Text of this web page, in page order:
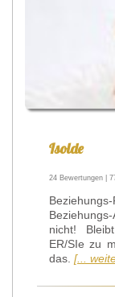
Isolde
24 Bewertungen |
nicht!
ER/SIe zu
das. [...